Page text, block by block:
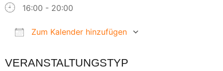
16:00 - 20:00
Zum Kalender hinzufügen
VERANSTALTUNGSTYP